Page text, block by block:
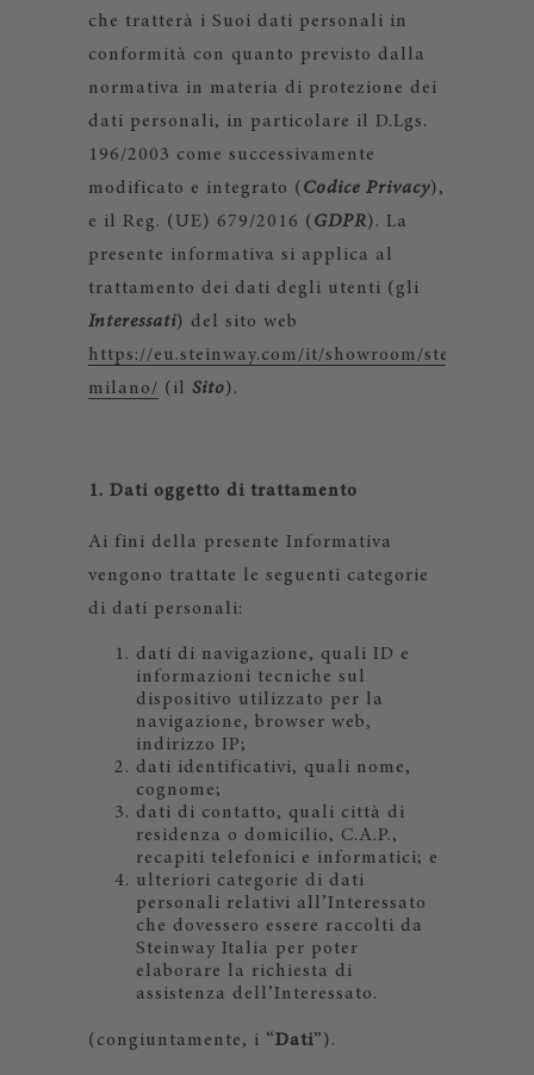
che tratterà i Suoi dati personali in
conformità con quanto previsto dalla
normativa in materia di protezione dei
dati personali, in particolare il D.Lgs.
196/2003 come successivamente
modificato e integrato ( Codice Privacy),
e il Reg. (UE) 679/2016 ( GDPR). La
presente informativa si applica al
trattamento dei dati degli utenti (gli
Interessati) del sito web
https://eu.steinway.com/it/showroom/steinway-
milano/ (il Sito).
1. Dati oggetto di trattamento
Ai fini della presente Informativa
vengono trattate le seguenti categorie
di dati personali:
dati di navigazione, quali ID e
informazioni tecniche sul
dispositivo utilizzato per la
navigazione, browser web,
indirizzo IP;
dati identificativi, quali nome,
cognome;
dati di contatto, quali città di
residenza o domicilio, C.A.P.,
recapiti telefonici e informatici; e
ulteriori categorie di dati
personali relativi all’Interessato
che dovessero essere raccolti da
Steinway Italia per poter
elaborare la richiesta di
assistenza dell’Interessato.
(congiuntamente, i “Dati”).